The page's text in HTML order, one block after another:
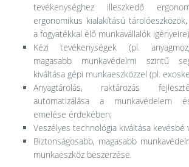
tevékenységhez illeszkedő
ergonomikus kialakítású
a fogyatékkal élő munkavállalók
Kézi tevékenységek (pl.
magasabb munkavédelmi szintű
kiváltása gépi munkaeszközzel (pl.
Anyagtárolás, raktározás
automatizálása a munkavédelem
emelése érdekében;
Veszélyes technológia kiváltása kevésbé
Biztonságosabb, magasabb
munkaeszköz beszerzése.